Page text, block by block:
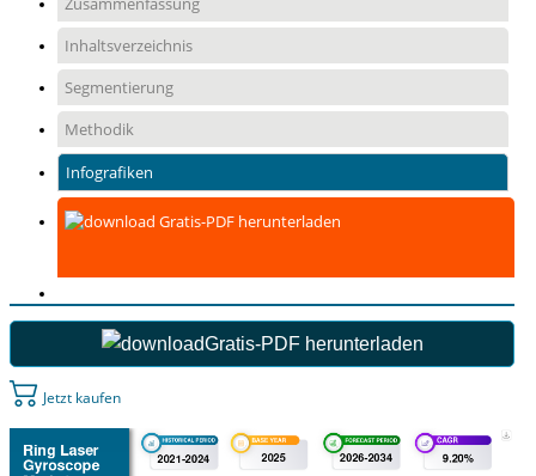
Inhaltsverzeichnis
Segmentierung
Methodik
Infografiken
Gratis-PDF herunterladen
Gratis-PDF herunterladen
Jetzt kaufen